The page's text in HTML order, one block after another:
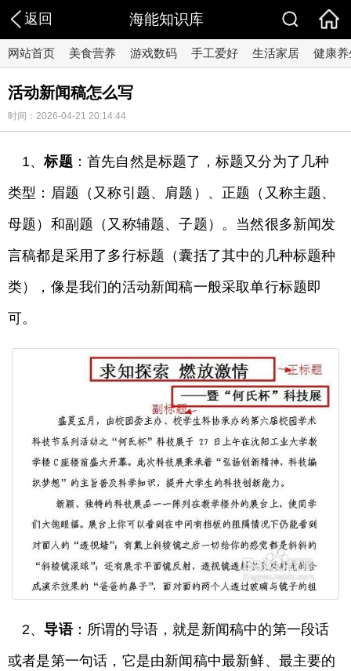
返回 海能知识库
网站首页 美食营养 游戏数码 手工爱好 生活家居 健康养
活动新闻稿怎么写
时间：2026-04-21 20:14:44
1、标题：首先自然是标题了，标题又分为了几种
类型：眉题（又称引题、肩题）、正题（又称主题、
母题）和副题（又称辅题、子题）。当然很多新闻发
言稿都是采用了多行标题（囊括了其中的几种标题种
类），像是我们的活动新闻稿一般采取单行标题即
可。
2、导语：所谓的导语，就是新闻稿中的第一段话
或者是第一句话，它是由新闻稿中最新鲜、最主要的